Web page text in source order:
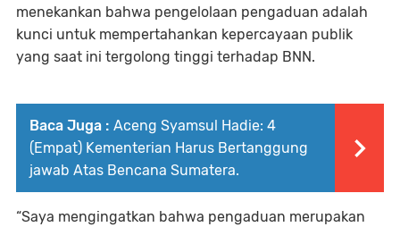
menekankan bahwa pengelolaan pengaduan adalah
kunci untuk mempertahankan kepercayaan publik
yang saat ini tergolong tinggi terhadap BNN.
Baca Juga : Aceng Syamsul Hadie: 4
(Empat) Kementerian Harus Bertanggung
jawab Atas Bencana Sumatera.
“Saya mengingatkan bahwa pengaduan merupakan